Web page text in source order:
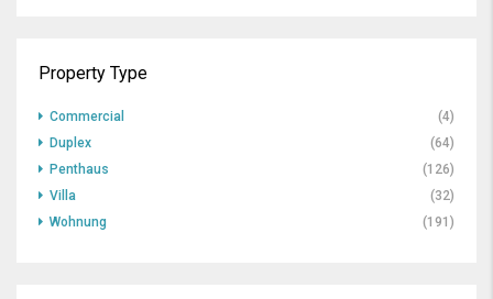
Property Type
Commercial
(4)
Duplex
(64)
Penthaus
(126)
Villa
(32)
Wohnung
(191)